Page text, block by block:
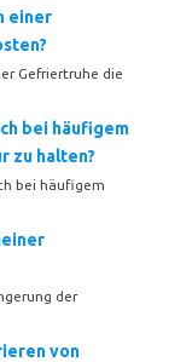
einer
Gefriertruhe die
bei häufigem
zu halten?
bei häufigem
der
von